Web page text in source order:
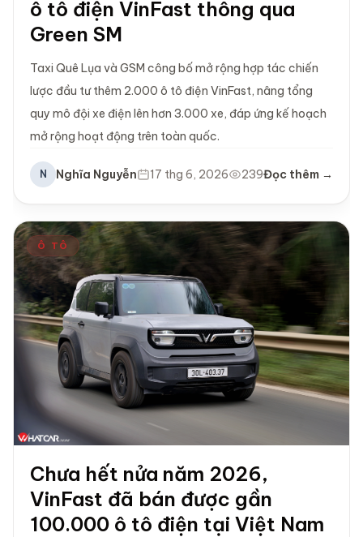
ô tô điện VinFast thông qua
Green SM
Taxi Quê Lụa và GSM công bố mở rộng hợp tác chiến
lược đầu tư thêm 2.000 ô tô điện VinFast, nâng tổng
quy mô đội xe điện lên hơn 3.000 xe, đáp ứng kế hoạch
mở rộng hoạt động trên toàn quốc.
N Nghĩa Nguyễn 17 thg 6, 2026 239Đọc thêm →
Ô TÔ
Chưa hết nửa năm 2026,
VinFast đã bán được gần
100.000 ô tô điện tại Việt Nam